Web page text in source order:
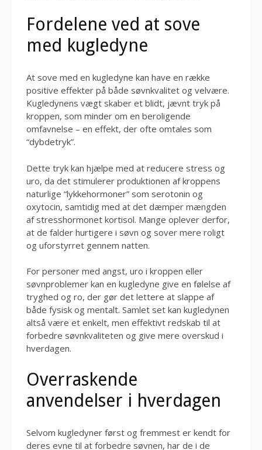
Fordelene ved at sove
med kugledyne
At sove med en kugledyne kan have en række
positive effekter på både søvnkvalitet og velvære.
Kugledynens vægt skaber et blidt, jævnt tryk på
kroppen, som minder om en beroligende
omfavnelse – en effekt, der ofte omtales som
“dybdetryk”.
Dette tryk kan hjælpe med at reducere stress og
uro, da det stimulerer produktionen af kroppens
naturlige “lykkehormoner” som serotonin og
oxytocin, samtidig med at det dæmper mængden
af stresshormonet kortisol. Mange oplever derfor,
at de falder hurtigere i søvn og sover mere roligt
og uforstyrret gennem natten.
For personer med angst, uro i kroppen eller
søvnproblemer kan en kugledyne give en følelse af
tryghed og ro, der gør det lettere at slappe af
både fysisk og mentalt. Samlet set kan kugledynen
altså være et enkelt, men effektivt redskab til at
forbedre søvnkvaliteten og give mere overskud i
hverdagen.
Overraskende
anvendelser i hverdagen
Selvom kugledyner først og fremmest er kendt for
deres evne til at forbedre søvnen, har de i de